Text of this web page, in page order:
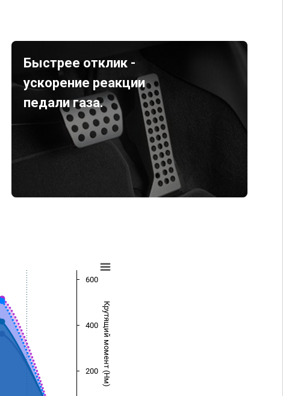
Быстрее отклик -
ускорение реакции
педали газа.
Крутящий момент (Нм)
200
400
600